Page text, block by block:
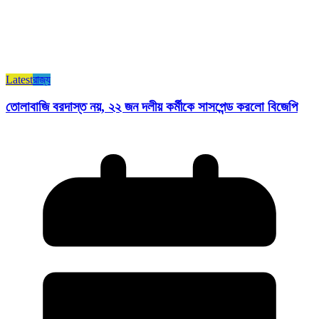
Latestরাজ্য​
তোলাবাজি বরদাস্ত নয়, ২২ জন দলীয় কর্মীকে সাসপেন্ড করলো বিজেপি